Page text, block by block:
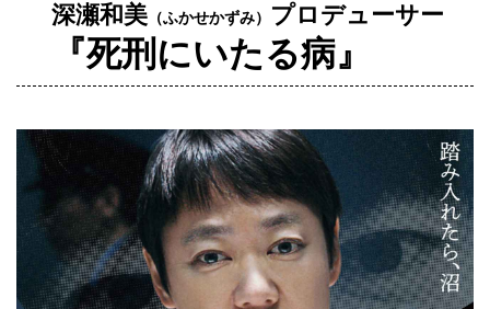
深瀬和美 （ふかせかずみ） プロデューサー
『死刑にいたる病』